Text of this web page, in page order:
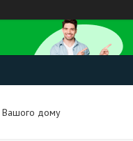
Вашого дому